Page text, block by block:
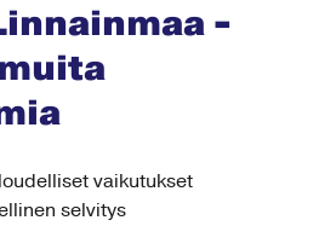
-
vaikutukset
selvitys